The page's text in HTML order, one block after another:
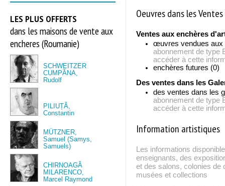
LES PLUS OFFERTS
dans les maisons de vente aux
encheres (Roumanie)
SCHWEITZER
CUMPĂNA,
Rudolf
PILIUȚĂ,
Constantin
MÜTZNER,
Samuel (Samys,
Samuels)
CHIRNOAGĂ
MILARENCO,
Marcel Raymond
Oeuvres dans les
Ventes aux enchères
œuvres vendues
abonnement de type
accéder à cette
enchères futures (0)
Des ventes dans les
des ventes dans les
abonnement de type
accéder à cette
Information artistiques
Les informations
enseignants, des
et des salons, colonies de
musées et collections